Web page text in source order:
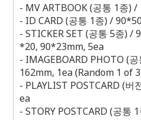
- MV ARTBOOK (공통 1종) /
- ID CARD (공통 1종) /
- STICKER SET (공통 5종) /
*20, 90*23mm, 5ea
- IMAGEBOARD PHOTO (공
162mm, 1ea (Random 1 of
- PLAYLIST POSTCARD (버
ea
- STORY POSTCARD (공통 1